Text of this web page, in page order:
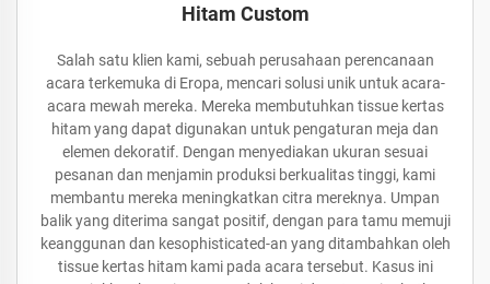
Hitam Custom
Salah satu klien kami, sebuah perusahaan perencanaan
acara terkemuka di Eropa, mencari solusi unik untuk acara-
acara mewah mereka. Mereka membutuhkan tissue kertas
hitam yang dapat digunakan untuk pengaturan meja dan
elemen dekoratif. Dengan menyediakan ukuran sesuai
pesanan dan menjamin produksi berkualitas tinggi, kami
membantu mereka meningkatkan citra mereknya. Umpan
balik yang diterima sangat positif, dengan para tamu memuji
keanggunan dan kesophisticated-an yang ditambahkan oleh
tissue kertas hitam kami pada acara tersebut. Kasus ini